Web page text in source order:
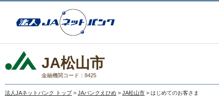
JA松山市
金融機関コード：8425
法人JAネットバンク トップ > JAバンクえひめ > JA松山市 > はじめてのお客さま